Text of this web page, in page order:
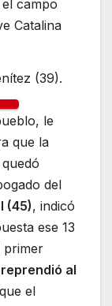
campo
Catalina
(39).
le
que la
del
(45), indicó
ese 13
primer
al
el